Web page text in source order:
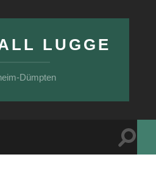
LUGGE
Dümpten